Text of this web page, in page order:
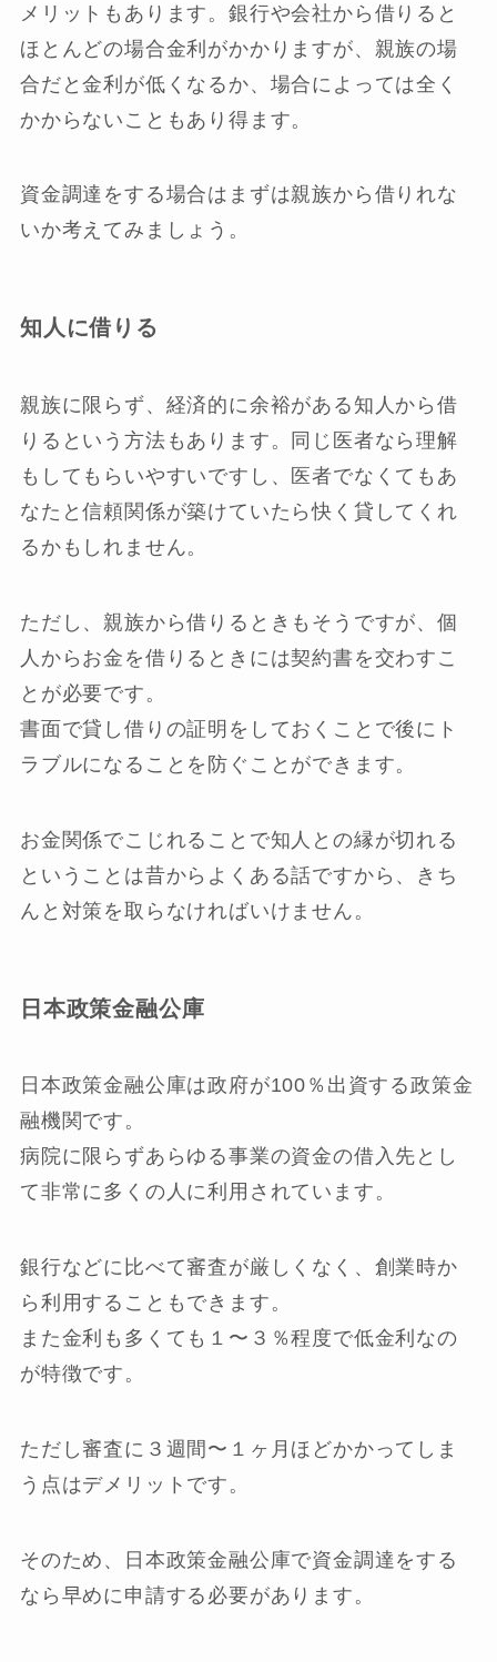
メリットもあります。銀行や会社から借りると
ほとんどの場合金利がかかりますが、親族の場
合だと金利が低くなるか、場合によっては全く
かからないこともあり得ます。
資金調達をする場合はまずは親族から借りれな
いか考えてみましょう。
知人に借りる
親族に限らず、経済的に余裕がある知人から借
りるという方法もあります。同じ医者なら理解
もしてもらいやすいですし、医者でなくてもあ
なたと信頼関係が築けていたら快く貸してくれ
るかもしれません。
ただし、親族から借りるときもそうですが、個
人からお金を借りるときには契約書を交わすこ
とが必要です。
書面で貸し借りの証明をしておくことで後にト
ラブルになることを防ぐことができます。
お金関係でこじれることで知人との縁が切れる
ということは昔からよくある話ですから、きち
んと対策を取らなければいけません。
日本政策金融公庫
日本政策金融公庫は政府が100％出資する政策金
融機関です。
病院に限らずあらゆる事業の資金の借入先とし
て非常に多くの人に利用されています。
銀行などに比べて審査が厳しくなく、創業時か
ら利用することもできます。
また金利も多くても１〜３％程度で低金利なの
が特徴です。
ただし審査に３週間〜１ヶ月ほどかかってしま
う点はデメリットです。
そのため、日本政策金融公庫で資金調達をする
なら早めに申請する必要があります。